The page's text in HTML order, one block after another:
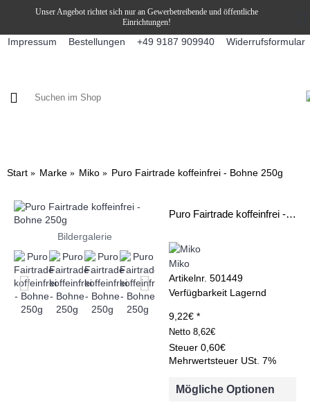
Unser Angebot richtet sich nur an Gewerbetreibende und öffentliche
Einrichtungen!
Impressum Bestellungen +49 9187 909940 Widerrufsformular
Start Marke Miko Puro Fairtrade koffeinfrei - Bohne 250g
Bildergalerie
Puro Fairtrade koffeinfrei - Bohne 250g
Miko
Artikelnr. 501449
Verfügbarkeit Lagernd
9,22€ *
Netto 8,62€
Steuer 0,60€
Mehrwertsteuer USt. 7%
Mögliche Optionen